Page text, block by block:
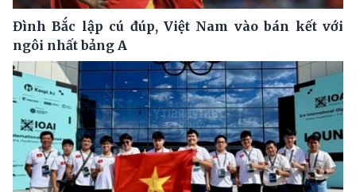
Đình Bắc lập cú đúp, Việt Nam vào bán kết với
ngôi nhất bảng A